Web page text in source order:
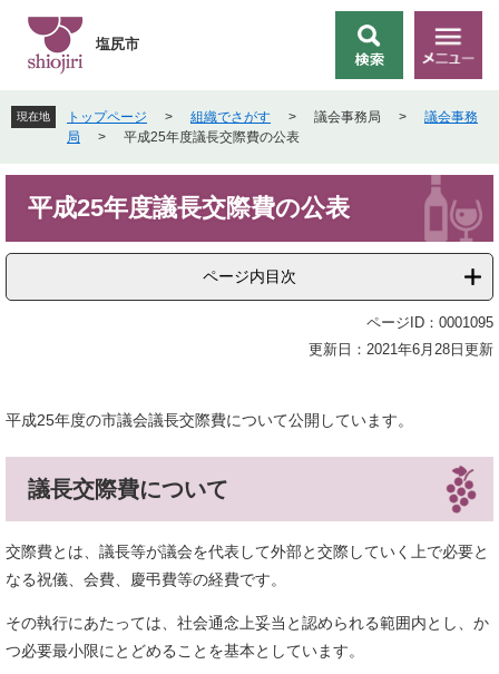
先
頭
す
を
飛
し
文
索
メ
ニ
ー
塩尻市
現在地 トップページ > 組織でさがす > 議会事務局 >
議会事務
局
> 平成25年度議長交際費の公表
平成25年度議長交際費の公表
ページ内目次
ページID：0001095
更新日：2021年6月28日更新
平成25年度の市議会議長交際費について公開しています。
議長交際費について
交際費とは、議長等が議会を代表して外部と交際していく上で必要と
なる祝儀、会費、慶弔費等の経費です。
その執行にあたっては、社会通念上妥当と認められる範囲内とし、か
つ必要最小限にとどめることを基本としています。